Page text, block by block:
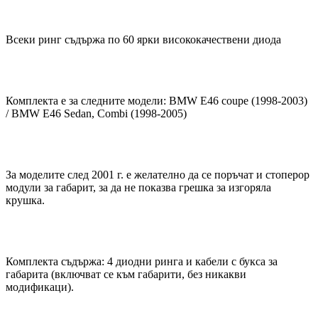
Всеки ринг съдържа по 60 ярки висококачествени диода
Комплекта е за следните модели: BMW E46 coupe (1998-2003)
/ BMW E46 Sedan, Combi (1998-2005)
За моделите след 2001 г. е желателно да се поръчат и стоперор
модули за габарит, за да не показва грешка за изгоряла
крушка.
Комплекта съдържа: 4 диодни ринга и кабели с букса за
габарита (включват се към габарити, без никакви
модификаци).